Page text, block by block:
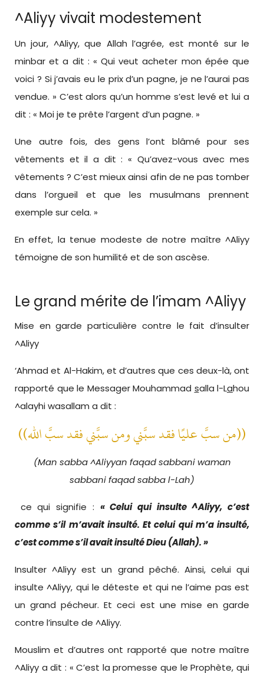
^Aliyy vivait modestement
Un jour, ^Aliyy, que Allah l’agrée, est monté sur le
minbar et a dit : « Qui veut acheter mon épée que
voici ? Si j’avais eu le prix d’un pagne, je ne l’aurai pas
vendue. » C’est alors qu’un homme s’est levé et lui a
dit : « Moi je te prête l’argent d’un pagne. »
Une autre fois, des gens l’ont blâmé pour ses
vêtements et il a dit : « Qu’avez-vous avec mes
vêtements ? C’est mieux ainsi afin de ne pas tomber
dans l’orgueil et que les musulmans prennent
exemple sur cela. »
En effet, la tenue modeste de notre maître ^Aliyy
témoigne de son humilité et de son ascèse.
Le grand mérite de l’imam ^Aliyy
Mise en garde particulière contre le fait d’insulter
^Aliyy
‘Ahmad et Al-Hakim, et d’autres que ces deux-là, ont
rapporté que le Messager Mouhammad salla l-Lahou
^alayhi wasallam a dit :
((من سبَّ عليًا فقد سبَّني ومن سبَّني فقد سبَّ الله))
(Man sabba ^Aliyyan faqad sabbani waman
sabbani faqad sabba l-Lah)
ce qui signifie : « Celui qui insulte ^Aliyy, c’est
comme s’il m’avait insulté. Et celui qui m’a insulté,
c’est comme s’il avait insulté Dieu (Allah). »
Insulter ^Aliyy est un grand pêché. Ainsi, celui qui
insulte ^Aliyy, qui le déteste et qui ne l’aime pas est
un grand pécheur. Et ceci est une mise en garde
contre l’insulte de ^Aliyy.
Mouslim et d’autres ont rapporté que notre maître
^Aliyy a dit : « C’est la promesse que le Prophète, qui